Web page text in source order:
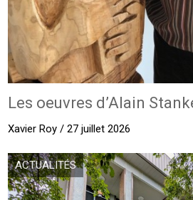
Les oeuvres d’Alain
Xavier Roy / 27 juillet 2026
ACTUALITÉS